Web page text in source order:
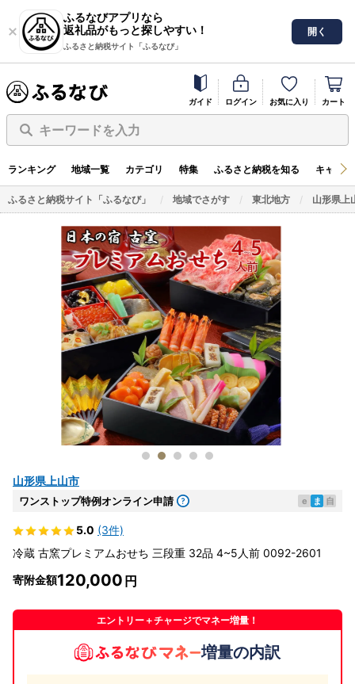
ふるなびアプリなら
返礼品がもっと探しやすい！
ふるさと納税サイト「ふるなび」
開く
ガイド ログイン お気に入り カート
キーワードを入力
ランキング 地域一覧 カテゴリ 特集 ふるさと納税を知る キャン
ふるさと納税サイト「ふるなび」 地域でさがす 東北地方 山形県上
山形県上山市
ワンストップ特例オンライン申請 e ま 自
5.0 (3件)
冷蔵 古窯プレミアムおせち 三段重 32品 4~5人前 0092-2601
寄附金額120,000
エントリー＋チャージでマネー増量！
増量の内訳